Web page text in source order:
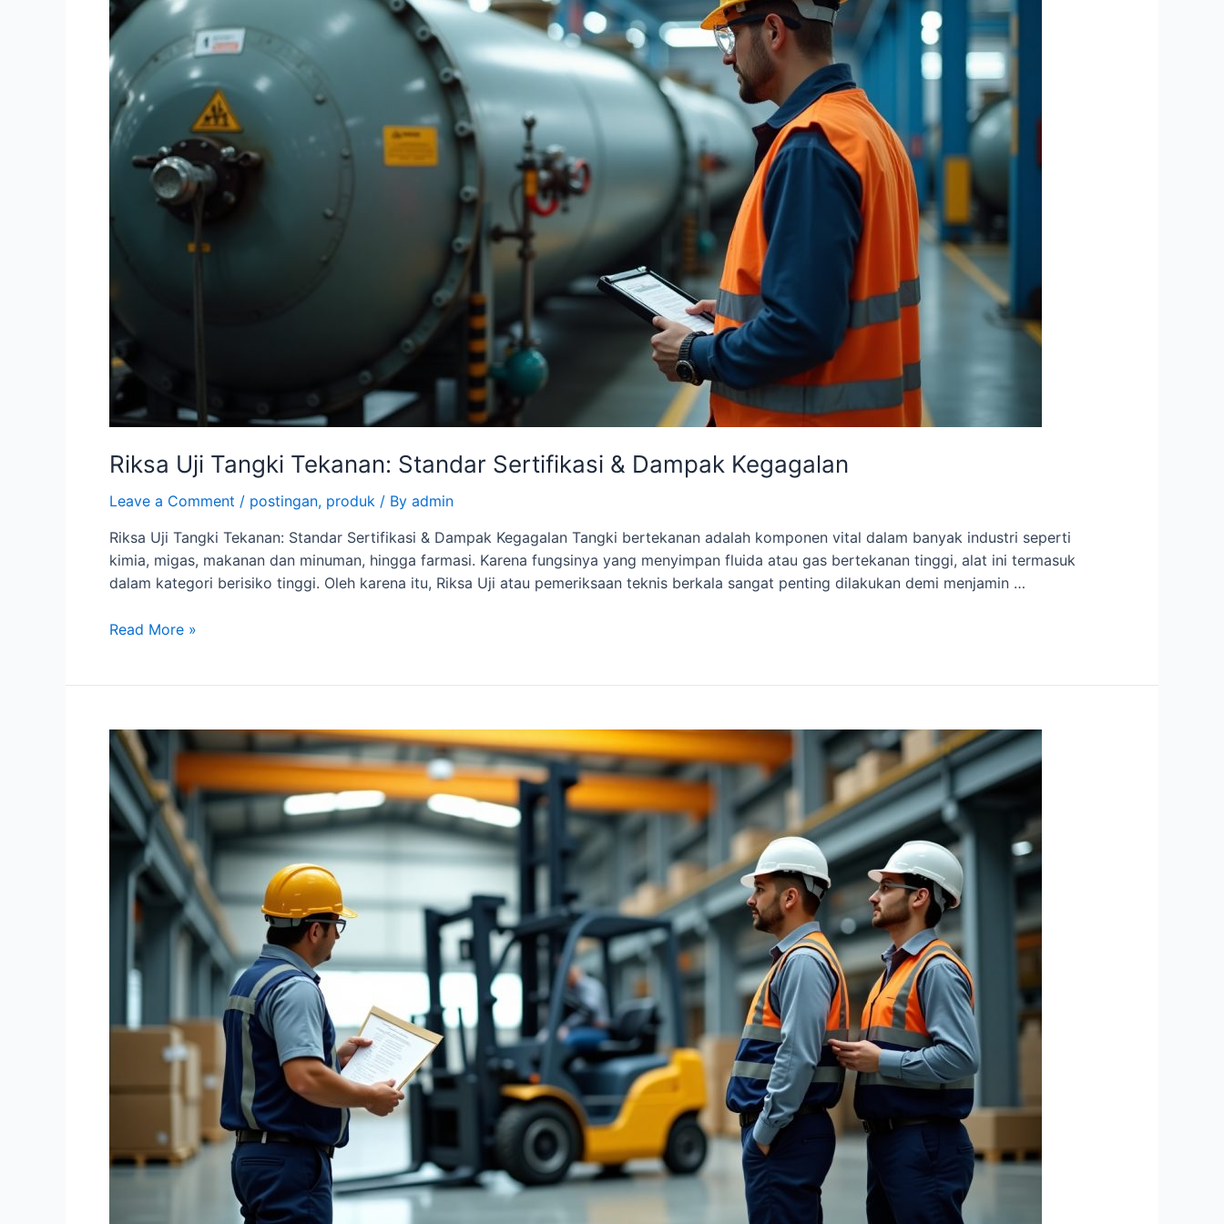
Riksa Uji Tangki Tekanan: Standar Sertifikasi & Dampak Kegagalan
Leave a Comment / postingan, produk / By admin
Riksa Uji Tangki Tekanan: Standar Sertifikasi & Dampak Kegagalan Tangki bertekanan adalah komponen vital dalam banyak industri seperti
kimia, migas, makanan dan minuman, hingga farmasi. Karena fungsinya yang menyimpan fluida atau gas bertekanan tinggi, alat ini termasuk
dalam kategori berisiko tinggi. Oleh karena itu, Riksa Uji atau pemeriksaan teknis berkala sangat penting dilakukan demi menjamin …
Sertifikasi
&
Dampak
Kegagalan
Read More »
Riksa
Uji
Mandiri
Crane
&
Forklift:
Solusi
Operational
Tanpa
Tunggu
Eksternal